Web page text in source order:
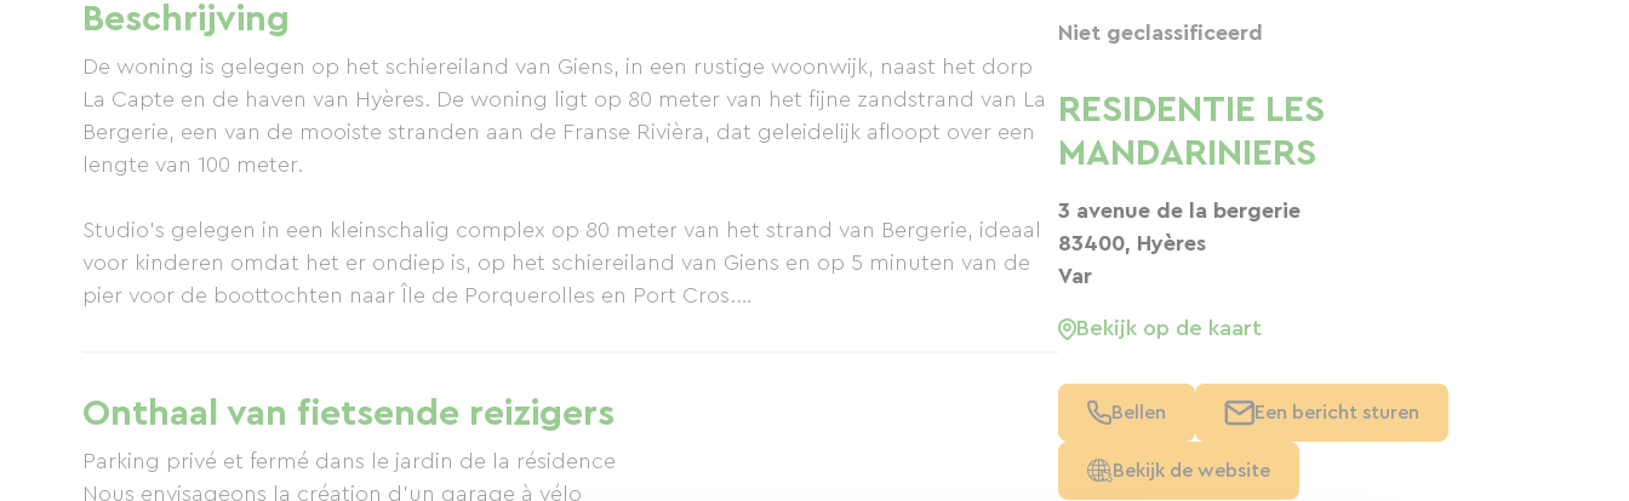
Beschrijving
De woning is gelegen op het schiereiland van Giens, in een rustige woonwijk, naast het dorp
La Capte en de haven van Hyères. De woning ligt op 80 meter van het fijne zandstrand van La
Bergerie, een van de mooiste stranden aan de Franse Rivièra, dat geleidelijk afloopt over een
lengte van 100 meter.
Studio's gelegen in een kleinschalig complex op 80 meter van het strand van Bergerie, ideaal
voor kinderen omdat het er ondiep is, op het schiereiland van Giens en op 5 minuten van de
pier voor de boottochten naar Île de Porquerolles en Port Cros.
hebben allemaal een balkon waar u kunt dineren en zijn uitgerust met een tweepersoonsbed,
een tv met TNT, een ingerichte kitchenette en een badkamer met douche, toilet en wastafel.
Sommige hebben een slaapbank of een stapelbed.
Onthaal van fietsende reizigers
Parking privé et fermé dans le jardin de la résidence
Nous envisageons la création d'un garage à vélo
Niet geclassificeerd
RESIDENTIE LES
MANDARINIERS
3 avenue de la bergerie
83400, Hyères
Var
Bekijk op de kaart
Bellen Een bericht sturen
Bekijk de website